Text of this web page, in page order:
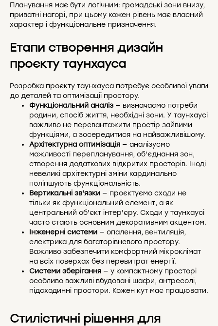
Планування має бути логічним: громадські зони внизу,
приватні нагорі, при цьому кожен рівень має власний
характер і функціональне призначення.
Етапи створення дизайн
проєкту таунхауса
Розробка проєкту таунхауса потребує особливої уваги
до деталей та оптимізації простору.
Функціональний аналіз — визначаємо потреби
родини, спосіб життя, необхідні зони. У таунхаусі
важливо не перевантажити простір зайвими
функціями, а зосередитися на найважливішому.
Архітектурна оптимізація — аналізуємо
можливості перепланування, об'єднання зон,
створення додаткових відкритих просторів. Іноді
невеликі архітектурні зміни кардинально
поліпшують функціональність.
Вертикальні зв'язки — проєктуємо сходи не
тільки як функціональний елемент, а як
центральний об'єкт інтер'єру. Сходи у таунхаусі
часто стають основним декоративним акцентом.
Інженерні системи — опалення, вентиляція,
електрика для багаторівневого простору.
Важливо забезпечити комфортний мікроклімат
на всіх поверхах без перевитрат енергії.
Системи зберігання — у компактному просторі
особливо важливі вбудовані шафи, антресолі,
підсходинні простори. Кожен кут має працювати.
Стилістичні рішення для